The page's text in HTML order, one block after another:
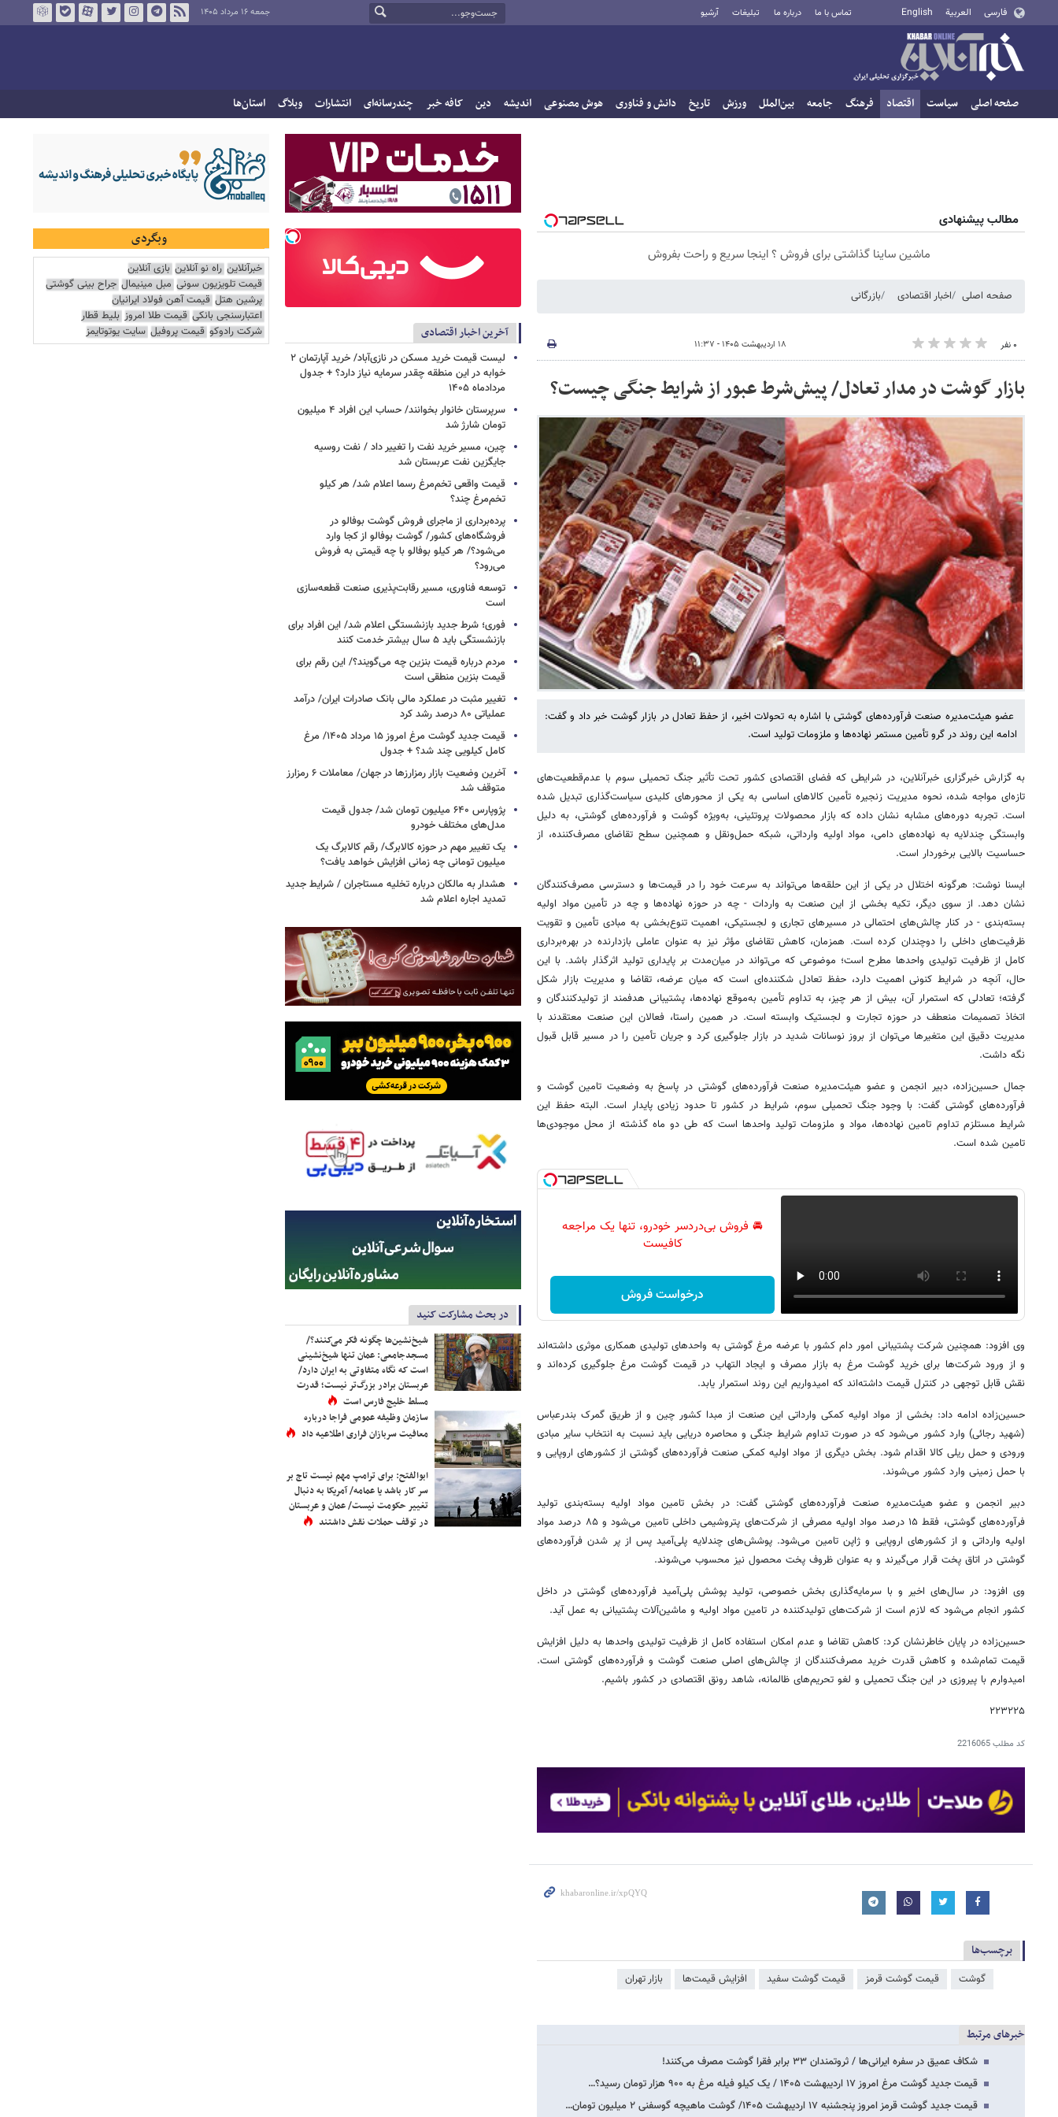
فارسی العربية English تماس با ما درباره ما تبلیغات آرشیو جمعه ۱۶ مرداد ۱۴۰۵
صفحه اصلی سیاست اقتصاد فرهنگ جامعه بین‌الملل ورزش تاریخ دانش و فناوری هوش مصنوعی اندیشه دین کافه خبر چندرسانه‌ای انتشارات وبلاگ استان‌ها
مطالب پیشنهادی
ماشین ساینا گذاشتی برای فروش ؟ اینجا سریع و راحت بفروش
صفحه اصلی اخبار اقتصادی بازرگانی
۰ نفر ۱۸ اردیبهشت ۱۴۰۵ - ۱۱:۳۷
بازار گوشت در مدار تعادل/ پیش‌شرط عبور از شرایط جنگی چیست؟
عضو هیئت‌مدیره صنعت فرآورده‌های گوشتی با اشاره به تحولات اخیر، از حفظ تعادل در بازار گوشت خبر داد و گفت:
ادامه این روند در گرو تأمین مستمر نهاده‌ها و ملزومات تولید است.
به گزارش خبرگزاری خبرآنلاین، در شرایطی که فضای اقتصادی کشور تحت تأثیر جنگ تحمیلی سوم با عدم‌قطعیت‌های
تازه‌ای مواجه شده، نحوه مدیریت زنجیره تأمین کالاهای اساسی به یکی از محورهای کلیدی سیاست‌گذاری تبدیل شده
است. تجربه دوره‌های مشابه نشان داده که بازار محصولات پروتئینی، به‌ویژه گوشت و فرآورده‌های گوشتی، به دلیل
وابستگی چندلایه به نهاده‌های دامی، مواد اولیه وارداتی، شبکه حمل‌ونقل و همچنین سطح تقاضای مصرف‌کننده، از
حساسیت بالایی برخوردار است.
ایسنا نوشت: هرگونه اختلال در یکی از این حلقه‌ها می‌تواند به سرعت خود را در قیمت‌ها و دسترسی مصرف‌کنندگان
نشان دهد. از سوی دیگر، تکیه بخشی از این صنعت به واردات - چه در حوزه نهاده‌ها و چه در تأمین مواد اولیه
بسته‌بندی - در کنار چالش‌های احتمالی در مسیرهای تجاری و لجستیکی، اهمیت تنوع‌بخشی به مبادی تأمین و تقویت
ظرفیت‌های داخلی را دوچندان کرده است. همزمان، کاهش تقاضای مؤثر نیز به عنوان عاملی بازدارنده در بهره‌برداری
کامل از ظرفیت تولیدی واحدها مطرح است؛ موضوعی که می‌تواند در میان‌مدت بر پایداری تولید اثرگذار باشد. با این
حال، آنچه در شرایط کنونی اهمیت دارد، حفظ تعادل شکننده‌ای است که میان عرضه، تقاضا و مدیریت بازار شکل
گرفته؛ تعادلی که استمرار آن، بیش از هر چیز، به تداوم تأمین به‌موقع نهاده‌ها، پشتیبانی هدفمند از تولیدکنندگان و
اتخاذ تصمیمات منعطف در حوزه تجارت و لجستیک وابسته است. در همین راستا، فعالان این صنعت معتقدند با
مدیریت دقیق این متغیرها می‌توان از بروز نوسانات شدید در بازار جلوگیری کرد و جریان تأمین را در مسیر قابل قبول
نگه داشت.
جمال حسین‌زاده، دبیر انجمن و عضو هیئت‌مدیره صنعت فرآورده‌های گوشتی در پاسخ به وضعیت تامین گوشت و
فرآورده‌های گوشتی گفت: با وجود جنگ تحمیلی سوم، شرایط در کشور تا حدود زیادی پایدار است. البته حفظ این
شرایط مستلزم تداوم تامین نهاده‌ها، مواد و ملزومات تولید واحدها است که طی دو ماه گذشته از محل موجودی‌ها
تامین شده است.
🚘 فروش بی‌دردسر خودرو، تنها یک مراجعه
کافیست
درخواست فروش
وی افزود: همچنین شرکت پشتیبانی امور دام کشور با عرضه مرغ گوشتی به واحدهای تولیدی همکاری موثری داشته‌اند
و از ورود شرکت‌ها برای خرید گوشت مرغ به بازار مصرف و ایجاد التهاب در قیمت گوشت مرغ جلوگیری کرده‌اند و
نقش قابل توجهی در کنترل قیمت داشته‌اند که امیدواریم این روند استمرار یابد.
حسین‌زاده ادامه داد: بخشی از مواد اولیه کمکی وارداتی این صنعت از مبدا کشور چین و از طریق گمرک بندرعباس
(شهید رجائی) وارد کشور می‌شود که در صورت تداوم شرایط جنگی و محاصره دریایی باید نسبت به انتخاب سایر مبادی
ورودی و حمل ریلی کالا اقدام شود. بخش دیگری از مواد اولیه کمکی صنعت فرآورده‌های گوشتی از کشورهای اروپایی و
با حمل زمینی وارد کشور می‌شوند.
دبیر انجمن و عضو هیئت‌مدیره صنعت فرآورده‌های گوشتی گفت: در بخش تامین مواد اولیه بسته‌بندی تولید
فرآورده‌های گوشتی، فقط ۱۵ درصد مواد اولیه مصرفی از شرکت‌های پتروشیمی داخلی تامین می‌شود و ۸۵ درصد مواد
اولیه وارداتی و از کشورهای اروپایی و ژاپن تامین می‌شود. پوشش‌های چندلایه پلی‌آمید پس از پر شدن فرآورده‌های
گوشتی در اتاق پخت قرار می‌گیرند و به عنوان ظروف پخت محصول نیز محسوب می‌شوند.
وی افزود: در سال‌های اخیر و با سرمایه‌گذاری بخش خصوصی، تولید پوشش پلی‌آمید فرآورده‌های گوشتی در داخل
کشور انجام می‌شود که لازم است از شرکت‌های تولیدکننده در تامین مواد اولیه و ماشین‌آلات پشتیبانی به عمل آید.
حسین‌زاده در پایان خاطرنشان کرد: کاهش تقاضا و عدم امکان استفاده کامل از ظرفیت تولیدی واحدها به دلیل افزایش
قیمت تمام‌شده و کاهش قدرت خرید مصرف‌کنندگان از چالش‌های اصلی صنعت گوشت و فرآورده‌های گوشتی است.
امیدوارم با پیروزی در این جنگ تحمیلی و لغو تحریم‌های ظالمانه، شاهد رونق اقتصادی در کشور باشیم.
۲۲۳۲۲۵
کد مطلب2216065
برچسب‌ها
گوشت قیمت گوشت قرمز قیمت گوشت سفید افزایش قیمت‌ها بازار تهران
خبرهای مرتبط
شکاف عمیق در سفره ایرانی‌ها / ثروتمندان ۳۳ برابر فقرا گوشت مصرف می‌کنند!
قیمت جدید گوشت مرغ امروز ۱۷ اردیبهشت ۱۴۰۵ / یک کیلو فیله مرغ به ۹۰۰ هزار تومان رسید؟…
قیمت جدید گوشت قرمز امروز پنجشنبه ۱۷ اردیبهشت ۱۴۰۵/ گوشت ماهیچه گوسفنی ۲ میلیون تومان…
آخرین اخبار اقتصادی
لیست قیمت خرید مسکن در نازی‌آباد/ خرید آپارتمان ۲
خوابه در این منطقه چقدر سرمایه نیاز دارد؟ + جدول
مردادماه ۱۴۰۵
سرپرستان خانوار بخوانند/ حساب این افراد ۴ میلیون
تومان شارژ شد
چین، مسیر خرید نفت را تغییر داد / نفت روسیه
جایگزین نفت عربستان شد
قیمت واقعی تخم‌مرغ رسما اعلام شد/ هر کیلو
تخم‌مرغ چند؟
پرده‌برداری از ماجرای فروش گوشت بوفالو در
فروشگاه‌های کشور/ گوشت بوفالو از کجا وارد
می‌شود؟/ هر کیلو بوفالو با چه قیمتی به فروش
می‌رود؟
توسعه فناوری، مسیر رقابت‌پذیری صنعت قطعه‌سازی
است
فوری؛ شرط جدید بازنشستگی اعلام شد/ این افراد برای
بازنشستگی باید ۵ سال بیشتر خدمت کنند
مردم درباره قیمت بنزین چه می‌گویند؟/ این رقم برای
قیمت بنزین منطقی است
تغییر مثبت در عملکرد مالی بانک صادرات ایران/ درآمد
عملیاتی ۸۰ درصد رشد کرد
قیمت جدید گوشت مرغ امروز ۱۵ مرداد ۱۴۰۵/ مرغ
کامل کیلویی چند شد؟ + جدول
آخرین وضعیت بازار رمزارزها در جهان/ معاملات ۶ رمزارز
متوقف شد
پژوپارس ۶۴۰ میلیون تومان شد/ جدول قیمت
مدل‌های مختلف خودرو
یک تغییر مهم در حوزه کالابرگ/ رقم کالابرگ یک
میلیون تومانی چه زمانی افزایش خواهد یافت؟
هشدار به مالکان درباره تخلیه مستاجران / شرایط جدید
تمدید اجاره اعلام شد
در بحث مشارکت کنید
شیخ‌نشین‌ها چگونه فکر می‌کنند؟/
مسجدجامعی: عمان تنها شیخ‌نشینی
است که نگاه متفاوتی به ایران دارد/
عربستان برادر بزرگ‌تر نیست؛ قدرت
مسلط خلیج فارس است
سازمان وظیفه عمومی فراجا درباره
معافیت سربازان فراری اطلاعیه داد
ابوالفتح: برای ترامپ مهم نیست تاج بر
سر کار باشد یا عمامه/ آمریکا به دنبال
تغییر حکومت نیست/ عمان و عربستان
در توقف حملات نقش داشتند
وبگردی
خبرآنلاین راه نو آنلاین بازی آنلاین
قیمت تلویزیون سونی مبل مینیمال جراح بینی گوشتی
پرشین هتل قیمت آهن فولاد ایرانیان
اعتبارسنجی بانکی قیمت طلا امروز بلیط قطار
شرکت رادوکو قیمت پروفیل سایت یوتوتایمز